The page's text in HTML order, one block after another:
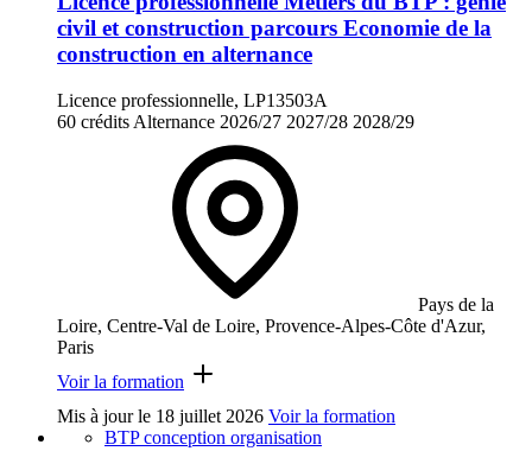
civil et construction parcours Economie de la
construction en alternance
Licence professionnelle, LP13503A
60 crédits Alternance 2026/27 2027/28 2028/29
Pays de la
Loire, Centre-Val de Loire, Provence-Alpes-Côte d'Azur,
Paris
Voir la formation
Mis à jour le 18 juillet 2026 Voir la formation
BTP conception organisation